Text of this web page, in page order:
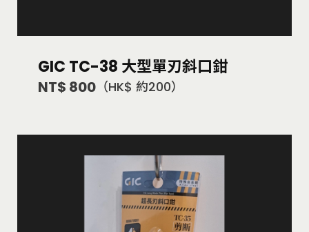
GIC TC-38 大型單刃斜口鉗
NT$ 800 （HK$ 約200）